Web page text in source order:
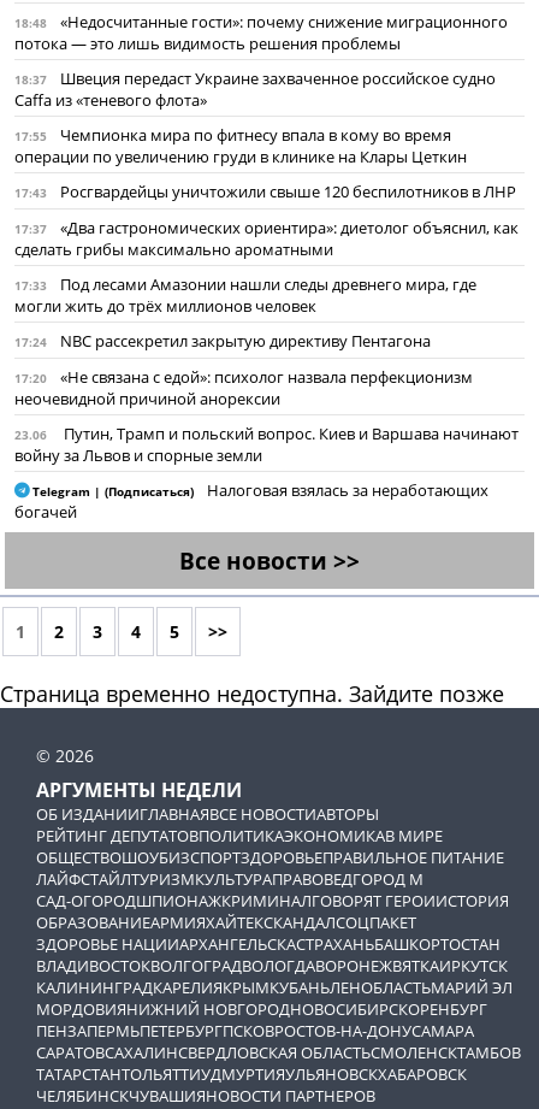
18:48
«Недосчитанные гости»: почему снижение миграционного
потока — это лишь видимость решения проблемы
18:37
Швеция передаст Украине захваченное российское судно
Caffa из «теневого флота»
17:55
Чемпионка мира по фитнесу впала в кому во время
операции по увеличению груди в клинике на Клары Цеткин
17:43 Росгвардейцы уничтожили свыше 120 беспилотников в ЛНР
17:37
«Два гастрономических ориентира»: диетолог объяснил, как
сделать грибы максимально ароматными
17:33
Под лесами Амазонии нашли следы древнего мира, где
могли жить до трёх миллионов человек
17:24 NBC рассекретил закрытую директиву Пентагона
17:20
«Не связана с едой»: психолог назвала перфекционизм
неочевидной причиной анорексии
23.06
Путин, Трамп и польский вопрос. Киев и Варшава начинают
войну за Львов и спорные земли
Telegram | (Подписаться)
Налоговая взялась за неработающих
богачей
Все новости >>
1 2 3 4 5 >>
Страница временно недоступна. Зайдите позже
© 2026
АРГУМЕНТЫ НЕДЕЛИ
ОБ ИЗДАНИИГЛАВНАЯВСЕ НОВОСТИАВТОРЫ
РЕЙТИНГ ДЕПУТАТОВПОЛИТИКАЭКОНОМИКАВ МИРЕ
ОБЩЕСТВОШОУБИЗСПОРТЗДОРОВЬЕПРАВИЛЬНОЕ ПИТАНИЕ
ЛАЙФСТАЙЛТУРИЗМКУЛЬТУРАПРАВОВЕДГОРОД М
САД-ОГОРОДШПИОНАЖКРИМИНАЛГОВОРЯТ ГЕРОИИСТОРИЯ
ОБРАЗОВАНИЕАРМИЯХАЙТЕКСКАНДАЛСОЦПАКЕТ
ЗДОРОВЬЕ НАЦИИАРХАНГЕЛЬСКАСТРАХАНЬБАШКОРТОСТАН
ВЛАДИВОСТОКВОЛГОГРАДВОЛОГДАВОРОНЕЖВЯТКАИРКУТСК
КАЛИНИНГРАДКАРЕЛИЯКРЫМКУБАНЬЛЕНОБЛАСТЬМАРИЙ ЭЛ
МОРДОВИЯНИЖНИЙ НОВГОРОДНОВОСИБИРСКОРЕНБУРГ
ПЕНЗАПЕРМЬПЕТЕРБУРГПСКОВРОСТОВ-НА-ДОНУСАМАРА
САРАТОВСАХАЛИНСВЕРДЛОВСКАЯ ОБЛАСТЬСМОЛЕНСКТАМБОВ
ТАТАРСТАНТОЛЬЯТТИУДМУРТИЯУЛЬЯНОВСКХАБАРОВСК
ЧЕЛЯБИНСКЧУВАШИЯНОВОСТИ ПАРТНЕРОВ